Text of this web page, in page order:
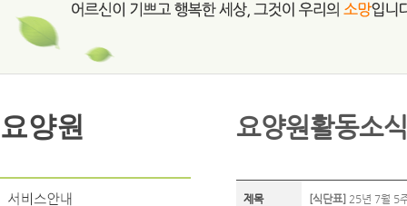
요양원 요양원활동소식
제목 [식단표] 25년 7월 5